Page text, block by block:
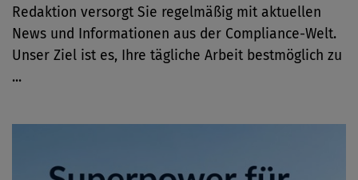
Redaktion versorgt Sie regelmäßig mit aktuellen
News und Informationen aus der Compliance-Welt.
Unser Ziel ist es, Ihre tägliche Arbeit bestmöglich zu
...